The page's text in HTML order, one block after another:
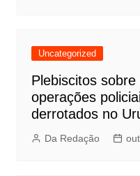
Uncategorized
Plebiscitos
operações
derrotados no
Da Redação